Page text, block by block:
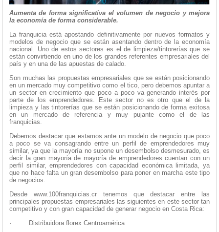
Aumenta de forma significativa el volumen de negocio y mejora
la economía de forma considerable.
La franquicia está apostando definitivamente por nuevos formatos y
modelos de negocio que se están asentando dentro de la economía
nacional. Uno de estos sectores es el de limpieza/tintorerías que se
están convirtiendo en uno de los grandes referentes empresariales del
país y en una de las apuestas de calado.
Son muchas las propuestas empresariales que se están posicionando
en un mercado muy competitivo como el tico, pero debemos apuntar a
un sector en crecimiento que poco a poco va generando interés por
parte de los emprendedores. Este sector no es otro que el de la
limpieza y las tintorerías que se están posicionando de forma exitosa
en un mercado de referencia y muy pujante como el de las
franquicias.
Debemos destacar que estamos ante un modelo de negocio que poco
a poco se va consagrando entre un perfil de emprendedores muy
similar, ya que la mayoría no supone un desembolso desmesurado, es
decir la gran mayoría de mayoría de emprendedores cuentan con un
perfil similar, emprendedores con capacidad económica limitada, ya
que no hace falta un gran desembolso para poner en marcha este tipo
de negocios.
Desde www.100franquicias.cr tenemos que destacar entre las
principales propuestas empresariales las siguientes en este sector tan
competitivo y con gran capacidad de generar negocio en Costa Rica:
·
Distribuidora florex Centroamérica